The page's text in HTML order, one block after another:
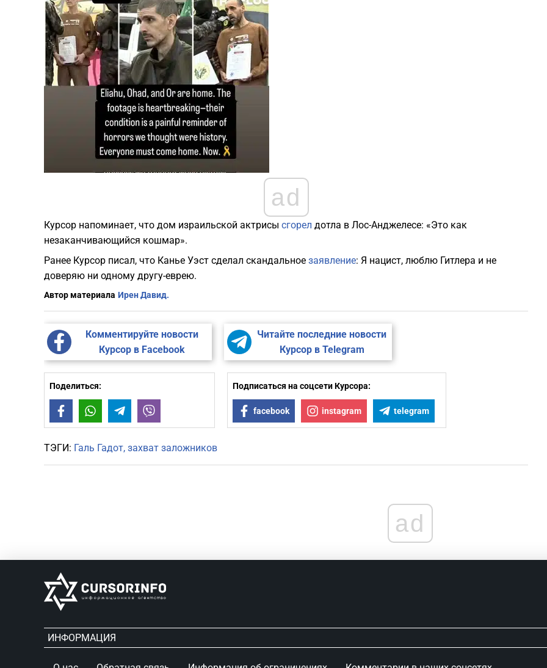
ad
Курсор напоминает, что дом израильской актрисы сгорел дотла в Лос-Анджелесе: «Это как
незаканчивающийся кошмар».
Ранее Курсор писал, что Канье Уэст сделал скандальное заявление: Я нацист, люблю Гитлера и не
доверяю ни одному другу-еврею.
Автор материала Ирен Давид.
Комментируйте новости
Курсор в Facebook
Читайте последние новости
Курсор в Telegram
Поделиться:
FacebookWhatsAppTelegram
Подписаться на соцсети Курсора:
facebook instagram telegram
ТЭГИ: Галь Гадот захват заложников
ad
ИНФОРМАЦИЯ